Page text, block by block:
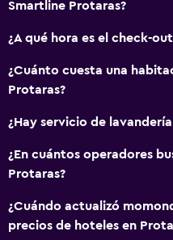
Recepción 24 horas
Caja fuerte
Botella de agua
Comedor
Tetera eléctrica
Smartline Protaras?
¿A qué hora es el check-
¿Cuánto cuesta una
Protaras?
¿Hay servicio de
¿En cuántos operadores
Protaras?
¿Cuándo actualizó
precios de hoteles en